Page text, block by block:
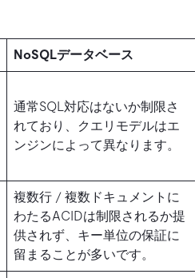
NoSQLデータベース
通常SQL対応はないか制限さ
れており、クエリモデルはエ
ンジンによって異なります。
複数行 / 複数ドキュメントに
わたるACIDは制限されるか提
供されず、キー単位の保証に
留まることが多いです。